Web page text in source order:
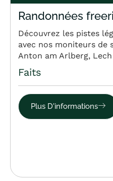
Randonnées
Découvrez les pistes
avec nos moniteurs de
Anton am Arlberg,
Faits
Plus D'informations